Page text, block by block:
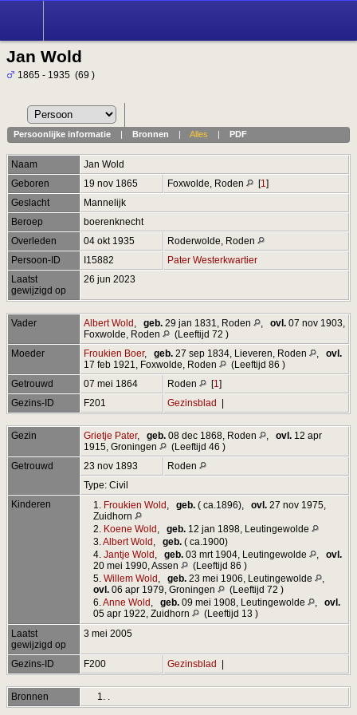
Jan Wold
1865 - 1935 (69 )
Persoonlijke informatie| Bronnen Alles PDF
Naam Jan Wold
Geboren
19 nov 1865 Foxwolde, Roden [1 ]
Geslacht
Mannelijk
Beroep
boerenknecht
Overleden
04 okt 1935
Roderwolde, Roden
Persoon-ID
I15882
Pater Westerkwartier
Laatst
gewijzigd op
26 jun 2023
Vader Albert Wold geb. 29 jan 1831, Roden ovl. 07 nov 1903,
Foxwolde, Roden
(Leeftijd 72 )
Moeder
Froukien Boer, geb. 27 sep 1834, Lieveren, Roden
ovl.
17 feb 1921, Foxwolde, Roden
(Leeftijd 86 )
Getrouwd
07 mei 1864 Roden [1 ]
Gezins-ID
F201 Gezinsblad |
Gezin Grietje Pater, geb. 08 dec 1868, Roden ovl. 12 apr
1915, Groningen
(Leeftijd 46 )
Getrouwd
23 nov 1893
Roden
Type: Civil
Kinderen
1. Froukien Wold geb. ( ca.1896), ovl. 27 nov 1975,
Zuidhorn
2. Koene Wold geb. 12 jan 1898, Leutingewolde
3. Albert Wold geb. ( ca.1900)
4. Jantje Wold geb. 03 mrt 1904, Leutingewolde
ovl.
20 mei 1990, Assen
(Leeftijd 86 )
5. Willem Wold geb. 23 mei 1906, Leutingewolde
ovl. 06 apr 1979, Groningen
(Leeftijd 72 )
6. Anne Wold geb. 09 mei 1908, Leutingewolde
ovl.
05 apr 1922, Zuidhorn
(Leeftijd 13 )
Laatst
gewijzigd op
3 mei 2005
Gezins-ID F200 Gezinsblad |
Bronnen